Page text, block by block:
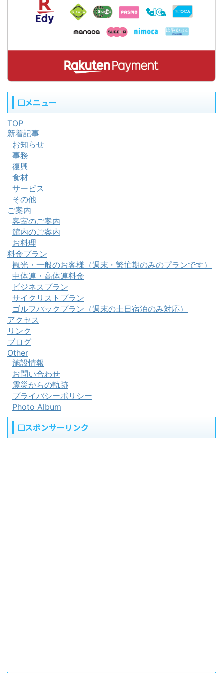
❏メニュー
TOP
新着記事
お知らせ
事務
復興
食材
サービス
その他
ご案内
客室のご案内
館内のご案内
お料理
料金プラン
観光・一般のお客様（週末・繁忙期のみのプランです）
中体連・高体連料金
ビジネスプラン
サイクリストプラン
ゴルフパックプラン（週末の土日宿泊のみ対応）
アクセス
リンク
ブログ
Other
施設情報
お問い合わせ
震災からの軌跡
プライバシーポリシー
Photo Album
❏スポンサーリンク